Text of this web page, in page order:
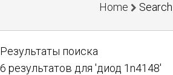
Home Search
Результаты поиска
6 результатов для 'диод 1n4148'